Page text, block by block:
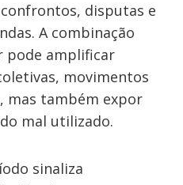
disputas e
A combinação
pode amplificar
movimentos
mas também expor
mal utilizado.
sinaliza